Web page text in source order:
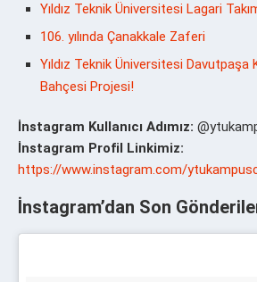
Yıldız Teknik Üniversitesi Lagari
106. yılında Çanakkale Zaferi
Yıldız Teknik Üniversitesi Davutpaşa
Bahçesi Projesi!
İnstagram Kullanıcı Adımız:
İnstagram Profil Linkimiz:
https://www.instagram.com/
İnstagram’dan Son